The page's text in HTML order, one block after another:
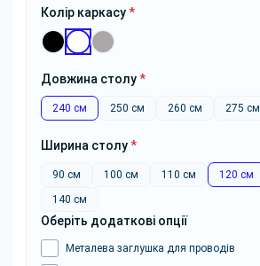
Колір каркасу*
Довжина столу*
240 см 250 см 260 см 275 см
Ширина столу*
90 см 100 см 110 см 120 см
140 см
Оберіть додаткові опції
Металева заглушка для проводів